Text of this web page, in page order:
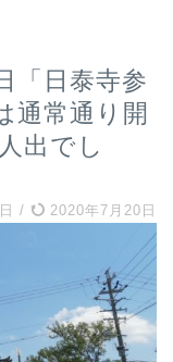
「日泰寺参
通常通り開
出でし
/ 2020年7月20日